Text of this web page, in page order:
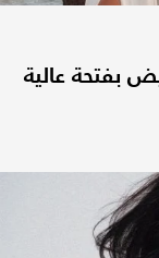
بفتحة عالية